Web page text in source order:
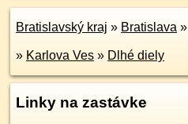
Bratislavský kraj » Bratislava »
» Karlova Ves » Dlhé diely
Linky na zastávke